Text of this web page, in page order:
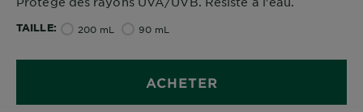
TAILLE 200 mL 90 mL
ACHETER